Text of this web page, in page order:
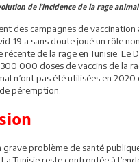
de l’incidence de la rage
des campagnes de vaccination
19 a sans doute joué un rôle
récente de la rage en Tunisie. Le
000 doses de vaccins de la
n’ont pas été utilisées en
péremption.
grave problème de santé
Tunisie reste confrontée à